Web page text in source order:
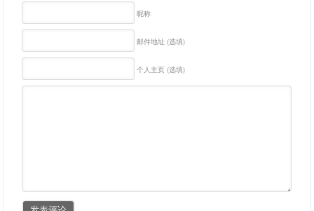
昵称
邮件地址 (选填)
个人主页 (选填)